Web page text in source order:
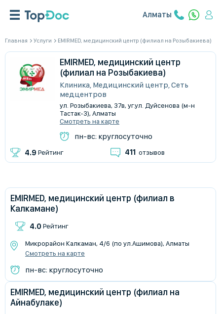
Алматы
Главная Услуги EMIRMED, медицинский центр (филиал на Розыбакиева)
EMIRMED, медицинский центр
(филиал на Розыбакиева)
Клиника, Медицинский центр, Сеть
медцентров
​ул. Розыбакиева, 37в, уг.ул. Дуйсенова (м-н
Тастак-3), Алматы
Смотреть на карте
пн-вс: круглосуточно
4.9 Рейтинг 411 отзывов
EMIRMED, медицинский центр (филиал в
Калкамане)
4.0 Рейтинг
Микрорайон Калкаман, 4/6 (по ул.Ашимова), Алматы
Смотреть на карте
пн-вс: круглосуточно
EMIRMED, медицинский центр (филиал на
Айнабулаке)